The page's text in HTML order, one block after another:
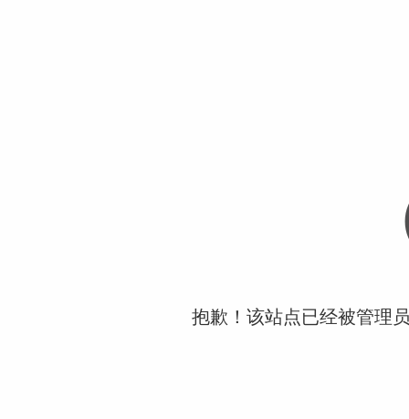
抱歉！该站点已经被管理